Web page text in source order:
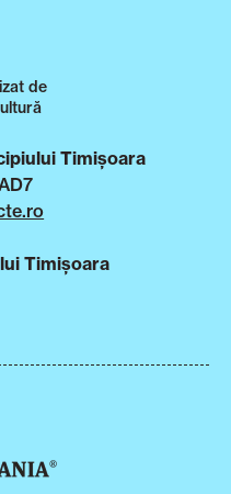
de
Timișoara
Timișoara